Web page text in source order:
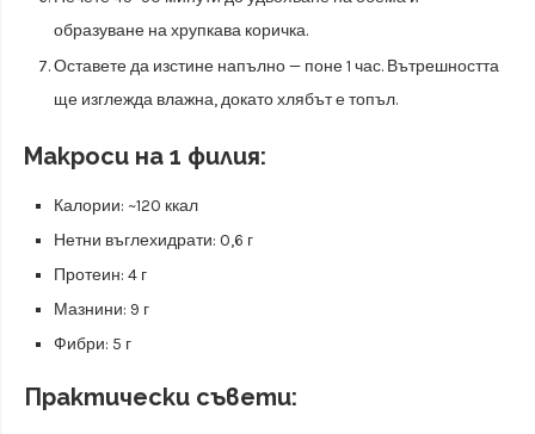
образуване на хрупкава коричка.
Оставете да изстине напълно — поне 1 час. Вътрешността
ще изглежда влажна, докато хлябът е топъл.
Макроси на 1 филия:
Калории: ~120 ккал
Нетни въглехидрати: 0,6 г
Протеин: 4 г
Мазнини: 9 г
Фибри: 5 г
Практически съвети: